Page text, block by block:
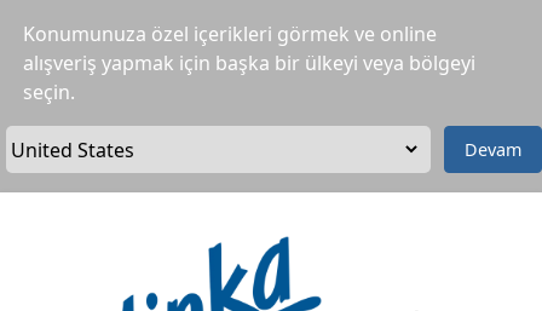
Konumunuza özel içerikleri görmek ve online
alışveriş yapmak için başka bir ülkeyi veya bölgeyi
seçin.
Devam